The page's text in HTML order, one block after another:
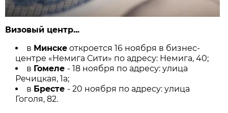
Визовый центр...
в Минске откроется 16 ноября в бизнес-
центре «Немига Сити» по адресу: Немига, 40;
в Гомеле - 18 ноября по адресу: улица
Речицкая, 1а;
в Бресте - 20 ноября по адресу: улица
Гоголя, 82.